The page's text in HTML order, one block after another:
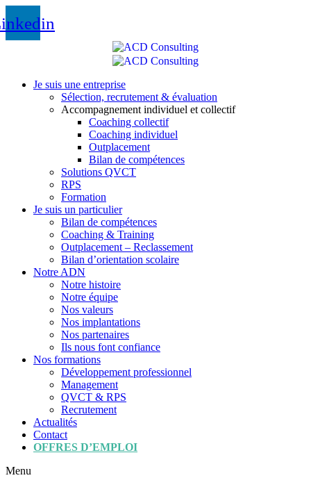
Je suis une entreprise
Sélection, recrutement & évaluation
Accompagnement individuel et collectif
Coaching collectif
Coaching individuel
Outplacement
Bilan de compétences
Solutions QVCT
RPS
Formation
Je suis un particulier
Bilan de compétences
Coaching & Training
Outplacement – Reclassement
Bilan d’orientation scolaire
Notre ADN
Notre histoire
Notre équipe
Nos valeurs
Nos implantations
Nos partenaires
Ils nous font confiance
Nos formations
Développement professionnel
Management
QVCT & RPS
Recrutement
Actualités
Contact
OFFRES D’EMPLOI
Menu